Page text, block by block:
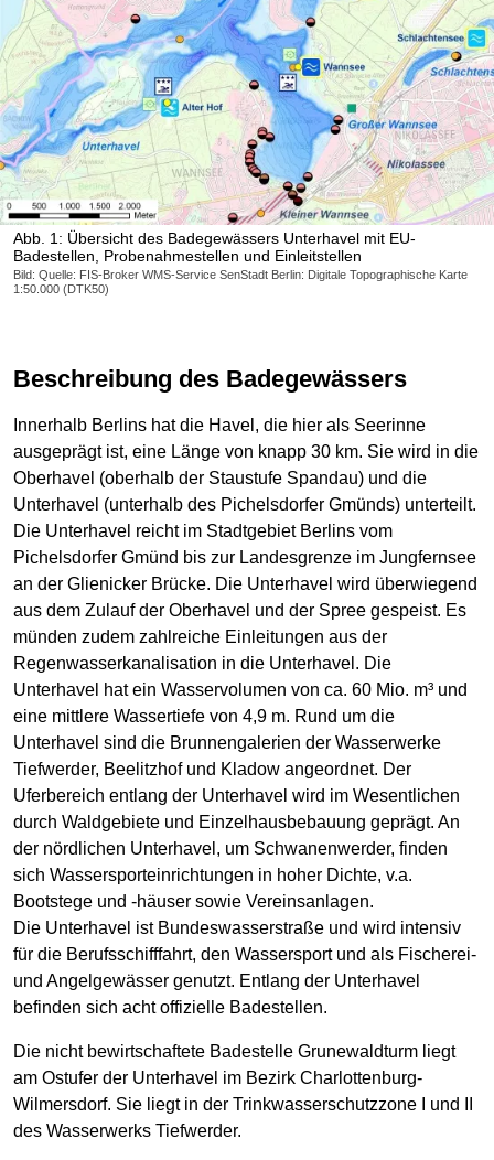
Abb. 1: Übersicht des Badegewässers Unterhavel mit EU-
Badestellen, Probenahmestellen und Einleitstellen
Bild: Quelle: FIS-Broker WMS-Service SenStadt Berlin: Digitale Topographische Karte
1:50.000 (DTK50)
Beschreibung des Badegewässers
Innerhalb Berlins hat die Havel, die hier als Seerinne
ausgeprägt ist, eine Länge von knapp 30 km. Sie wird in die
Oberhavel (oberhalb der Staustufe Spandau) und die
Unterhavel (unterhalb des Pichelsdorfer Gmünds) unterteilt.
Die Unterhavel reicht im Stadtgebiet Berlins vom
Pichelsdorfer Gmünd bis zur Landesgrenze im Jungfernsee
an der Glienicker Brücke. Die Unterhavel wird überwiegend
aus dem Zulauf der Oberhavel und der Spree gespeist. Es
münden zudem zahlreiche Einleitungen aus der
Regenwasserkanalisation in die Unterhavel. Die
Unterhavel hat ein Wasservolumen von ca. 60 Mio. m³ und
eine mittlere Wassertiefe von 4,9 m. Rund um die
Unterhavel sind die Brunnengalerien der Wasserwerke
Tiefwerder, Beelitzhof und Kladow angeordnet. Der
Uferbereich entlang der Unterhavel wird im Wesentlichen
durch Waldgebiete und Einzelhausbebauung geprägt. An
der nördlichen Unterhavel, um Schwanenwerder, finden
sich Wassersporteinrichtungen in hoher Dichte, v.a.
Bootstege und -häuser sowie Vereinsanlagen.
Die Unterhavel ist Bundeswasserstraße und wird intensiv
für die Berufsschifffahrt, den Wassersport und als Fischerei-
und Angelgewässer genutzt. Entlang der Unterhavel
befinden sich acht offizielle Badestellen.
Die nicht bewirtschaftete Badestelle Grunewaldturm liegt
am Ostufer der Unterhavel im Bezirk Charlottenburg-
Wilmersdorf. Sie liegt in der Trinkwasserschutzzone I und II
des Wasserwerks Tiefwerder.